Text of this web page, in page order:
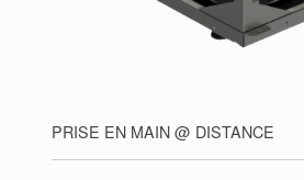
PRISE EN MAIN @ DISTANCE